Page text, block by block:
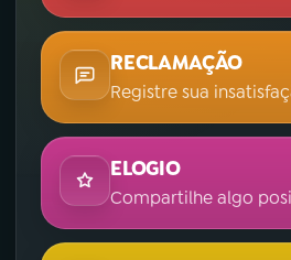
RECLAMAÇÃO
Registre sua
ELOGIO
Compartilhe algo